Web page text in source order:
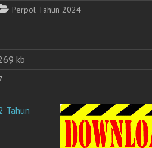
Perpol Tahun 2024
kb
Tahun